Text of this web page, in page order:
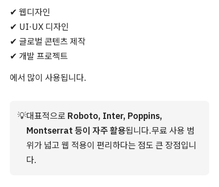
✔ 웹디자인
✔ UI·UX 디자인
✔ 글로벌 콘텐츠 제작
✔ 개발 프로젝트
에서 많이 사용됩니다.
💡대표적으로 Roboto, Inter, Poppins,
Montserrat 등이 자주 활용됩니다.무료 사용 범
위가 넓고 웹 적용이 편리하다는 점도 큰 장점입니
다.